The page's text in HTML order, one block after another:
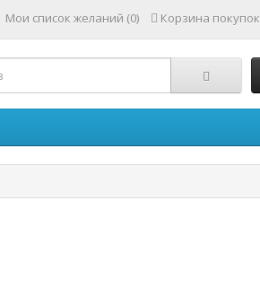
Мои список желаний (0) Корзина покупок